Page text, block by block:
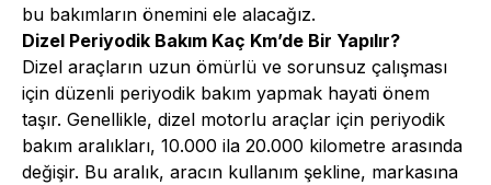
bu bakımların önemini ele alacağız.
Dizel Periyodik Bakım Kaç Km’de Bir Yapılır?
Dizel araçların uzun ömürlü ve sorunsuz çalışması
için düzenli periyodik bakım yapmak hayati önem
taşır. Genellikle, dizel motorlu araçlar için periyodik
bakım aralıkları, 10.000 ila 20.000 kilometre arasında
değişir. Bu aralık, aracın kullanım şekline, markasına